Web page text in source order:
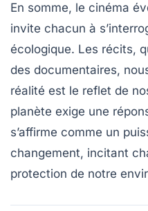
En somme, le cinéma
invite chacun à
écologique. Les récits,
des documentaires,
réalité est le reflet de
planète exige une
s’affirme comme un
changement, incitant
protection de notre